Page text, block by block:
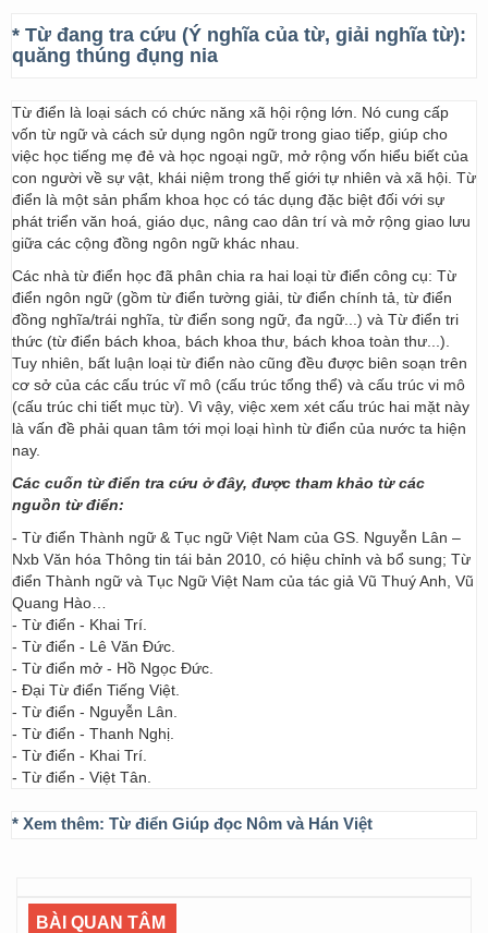
* Từ đang tra cứu (Ý nghĩa của từ, giải nghĩa từ):
quăng thúng đụng nia
Từ điển là loại sách có chức năng xã hội rộng lớn. Nó cung cấp
vốn từ ngữ và cách sử dụng ngôn ngữ trong giao tiếp, giúp cho
việc học tiếng mẹ đẻ và học ngoại ngữ, mở rộng vốn hiểu biết của
con người về sự vật, khái niệm trong thế giới tự nhiên và xã hội. Từ
điển là một sản phẩm khoa học có tác dụng đặc biệt đối với sự
phát triển văn hoá, giáo dục, nâng cao dân trí và mở rộng giao lưu
giữa các cộng đồng ngôn ngữ khác nhau.
Các nhà từ điển học đã phân chia ra hai loại từ điển công cụ: Từ
điển ngôn ngữ (gồm từ điển tường giải, từ điển chính tả, từ điển
đồng nghĩa/trái nghĩa, từ điển song ngữ, đa ngữ...) và Từ điển tri
thức (từ điển bách khoa, bách khoa thư, bách khoa toàn thư...).
Tuy nhiên, bất luận loại từ điển nào cũng đều được biên soạn trên
cơ sở của các cấu trúc vĩ mô (cấu trúc tổng thể) và cấu trúc vi mô
(cấu trúc chi tiết mục từ). Vì vậy, việc xem xét cấu trúc hai mặt này
là vấn đề phải quan tâm tới mọi loại hình từ điển của nước ta hiện
nay.
Các cuốn từ điển tra cứu ở đây, được tham khảo từ các
nguồn từ điển:
- Từ điển Thành ngữ & Tục ngữ Việt Nam của GS. Nguyễn Lân –
Nxb Văn hóa Thông tin tái bản 2010, có hiệu chỉnh và bổ sung; Từ
điển Thành ngữ và Tục Ngữ Việt Nam của tác giả Vũ Thuý Anh, Vũ
Quang Hào…
- Từ điển - Khai Trí.
- Từ điển - Lê Văn Đức.
- Từ điển mở - Hồ Ngọc Đức.
- Đại Từ điển Tiếng Việt.
- Từ điển - Nguyễn Lân.
- Từ điển - Thanh Nghị.
- Từ điển - Khai Trí.
- Từ điển - Việt Tân.
* Xem thêm: Từ điển Giúp đọc Nôm và Hán Việt
BÀI QUAN TÂM